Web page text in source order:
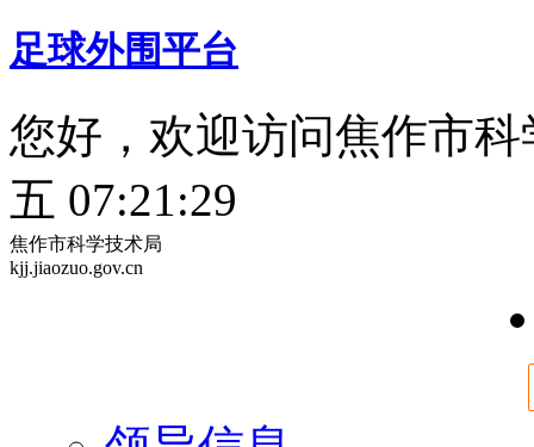
足球外围平台
您好，欢迎访问焦作市
五 07:21:29
焦作市科学技术局
kjj.jiaozuo.gov.cn